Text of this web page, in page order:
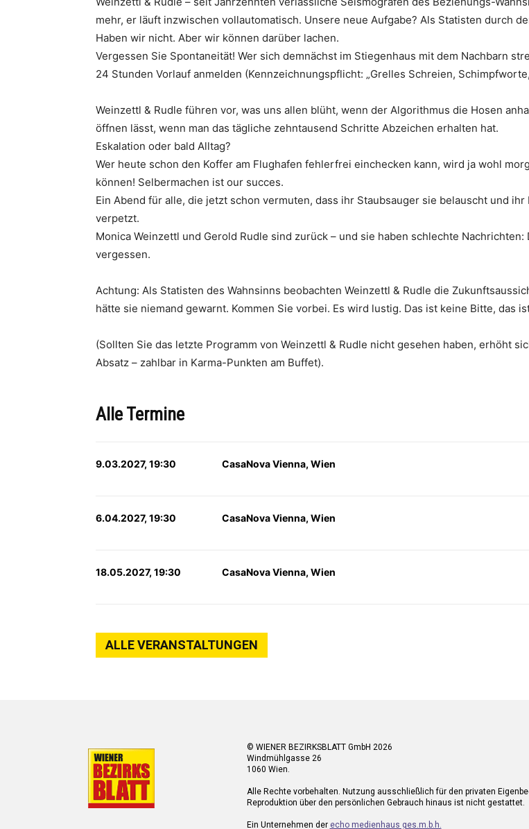
mehr, er läuft inzwischen vollautomatisch. Unsere neue Aufgabe? Als Statisten durch
Haben wir nicht. Aber wir können darüber lachen.
Vergessen Sie Spontaneität! Wer sich demnächst im Stiegenhaus mit dem Nachbarn
24 Stunden Vorlauf anmelden (Kennzeichnungspflicht: „Grelles Schreien,
Weinzettl & Rudle führen vor, was uns allen blüht, wenn der Algorithmus die Hosen
öffnen lässt, wenn man das tägliche zehntausend Schritte Abzeichen erhalten hat.
Eskalation oder bald Alltag?
Wer heute schon den Koffer am Flughafen fehlerfrei einchecken kann, wird ja wohl
können! Selbermachen ist our succes.
Ein Abend für alle, die jetzt schon vermuten, dass ihr Staubsauger sie belauscht und
verpetzt.
Monica Weinzettl und Gerold Rudle sind zurück – und sie haben schlechte
vergessen.
Achtung: Als Statisten des Wahnsinns beobachten Weinzettl & Rudle die
hätte sie niemand gewarnt. Kommen Sie vorbei. Es wird lustig. Das ist keine Bitte, das
(Sollten Sie das letzte Programm von Weinzettl & Rudle nicht gesehen haben, erhöht
Absatz – zahlbar in Karma-Punkten am Buffet).
Alle Termine
9.03.2027, 19:30 CasaNova Vienna, Wien
6.04.2027, 19:30 CasaNova Vienna, Wien
18.05.2027, 19:30 CasaNova Vienna, Wien
ALLE VERANSTALTUNGEN
© WIENER BEZIRKSBLATT GmbH 2026
Windmühlgasse 26
1060 Wien.
Alle Rechte vorbehalten. Nutzung ausschließlich für den privaten
Reproduktion über den persönlichen Gebrauch hinaus ist nicht gestattet.
Ein Unternehmen der echo medienhaus ges.m.b.h.